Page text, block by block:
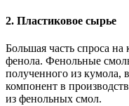
2. Пластиковое сырье
Большая часть спроса
фенола. Фенольные
полученного из
компонент в
из фенольных смол.